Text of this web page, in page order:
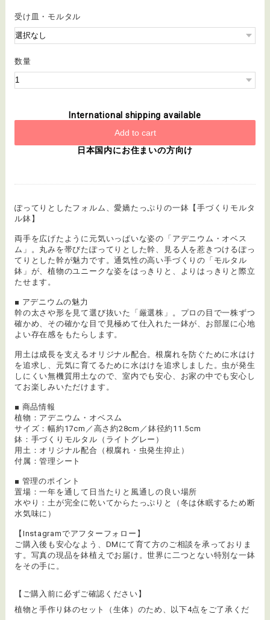
受け皿・モルタル
数量
International shipping available
Add to cart
日本国内にお住まいの方向け
ぽってりとしたフォルム、愛嬌たっぷりの一鉢【手づくりモルタ
ル鉢】
両手を広げたように元気いっぱいな姿の「アデニウム・オベス
ム」。丸みを帯びたぽってりとした幹、見る人を惹きつけるぽっ
てりとした幹が魅力です。通気性の高い手づくりの「モルタル
鉢」が、植物のユニークな姿をはっきりと、よりはっきりと際立
たせます。
■ アデニウムの魅力
幹の太さや形を見て選び抜いた「厳選株」。プロの目で一株ずつ
確かめ、その確かな目で見極めて仕入れた一鉢が、お部屋に心地
よい存在感をもたらします。
用土は成長を支えるオリジナル配合。根腐れを防ぐために水はけ
を追求し、元気に育てるために水はけを追求しました。虫が発生
しにくい無機質用土なので、室内でも安心、お家の中でも安心し
てお楽しみいただけます。
■ 商品情報
植物：アデニウム・オベスム
サイズ：幅約17cm／高さ約28cm／鉢径約11.5cm
鉢：手づくりモルタル（ライトグレー）
用土：オリジナル配合（根腐れ・虫発生抑止）
付属：管理シート
■ 管理のポイント
置場：一年を通して日当たりと風通しの良い場所
水やり：土が完全に乾いてからたっぷりと（冬は休眠するため断
水気味に）
【Instagramでアフターフォロー】
ご購入後も安心なよう、DMにて育て方のご相談を承っておりま
す。写真の現品を鉢植えでお届け。世界に二つとない特別な一鉢
をその手に。
【ご購入前に必ずご確認ください】
植物と手作り鉢のセット（生体）のため、以下4点をご了承くだ